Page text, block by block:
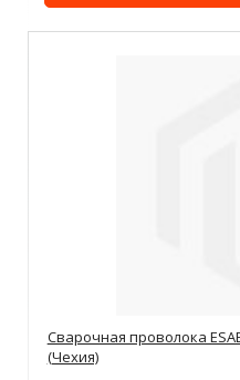
Сварочная проволока
(Чехия)